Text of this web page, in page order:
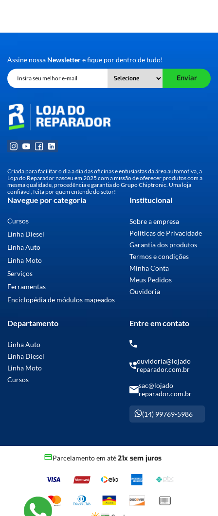
Assine nossa Newslettere fique por dentro de tudo!
Enviar
Criada para facilitar o dia a dia das oficinas e entusiastas da área automotiva, a
Loja do Reparador nasceu em 2025 com a missão de oferecer produtos com a
mesma qualidade, procedência e garantia do Grupo Chiptronic. Uma loja
confiável, feita por quem entende do setor!
Navegue por categoria
Cursos
Linha Diesel
Linha Auto
Linha Moto
Serviços
Ferramentas
Enciclopédia de módulos mapeados
Institucional
Sobre a empresa
Políticas de Privacidade
Garantia dos produtos
Termos e condições
Minha Conta
Meus Pedidos
Ouvidoria
Departamento
Linha Auto
Linha Diesel
Linha Moto
Cursos
Entre em contato
ouvidoria@lojado
reparador.com.br
sac@lojado
reparador.com.br
(14) 99769-5986
Parcelamento em até21x sem juros